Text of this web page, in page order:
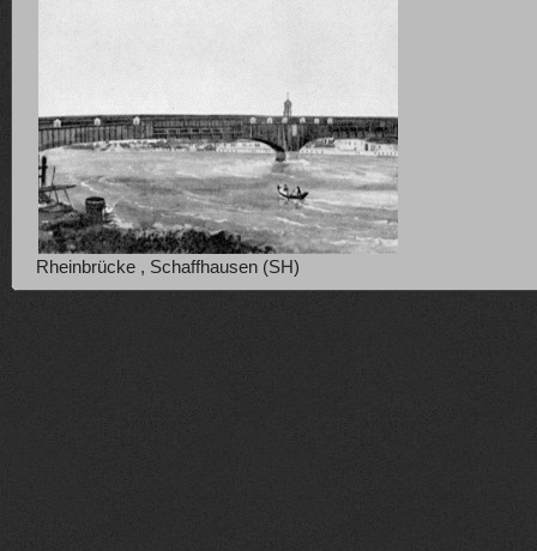
Rheinbrücke , Schaffhausen (SH)